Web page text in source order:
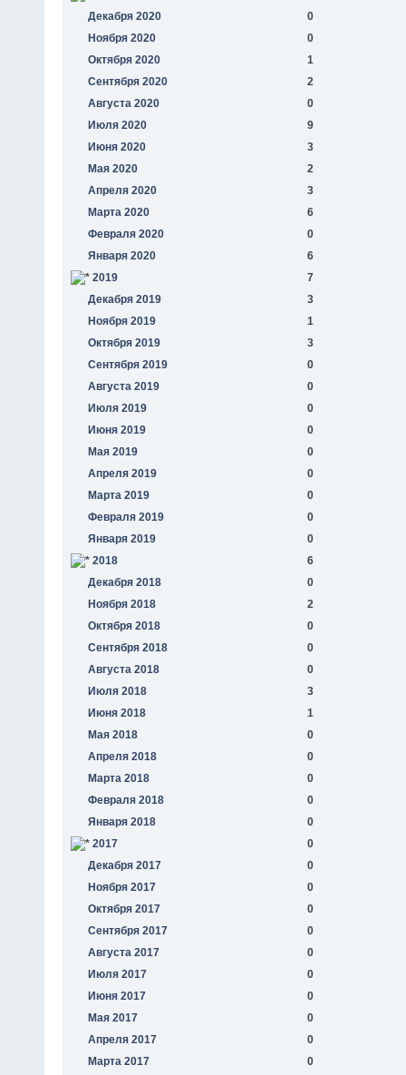
Декабря 2020
0
Ноября 2020
0
Октября 2020
1
Сентября 2020
2
Августа 2020
0
Июля 2020
9
Июня 2020
3
Мая 2020
2
Апреля 2020
3
Марта 2020
6
Февраля 2020
0
Января 2020
6
2019
7
Декабря 2019
3
Ноября 2019
1
Октября 2019
3
Сентября 2019
0
Августа 2019
0
Июля 2019
0
Июня 2019
0
Мая 2019
0
Апреля 2019
0
Марта 2019
0
Февраля 2019
0
Января 2019
0
2018
6
Декабря 2018
0
Ноября 2018
2
Октября 2018
0
Сентября 2018
0
Августа 2018
0
Июля 2018
3
Июня 2018
1
Мая 2018
0
Апреля 2018
0
Марта 2018
0
Февраля 2018
0
Января 2018
0
2017
0
Декабря 2017
0
Ноября 2017
0
Октября 2017
0
Сентября 2017
0
Августа 2017
0
Июля 2017
0
Июня 2017
0
Мая 2017
0
Апреля 2017
0
Марта 2017
0